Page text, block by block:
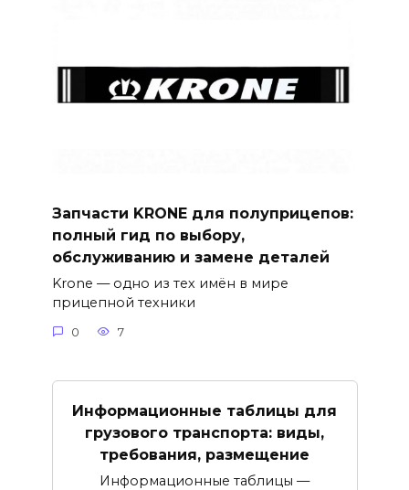
Запчасти KRONE для полуприцепов:
полный гид по выбору,
обслуживанию и замене деталей
Krone — одно из тех имён в мире
прицепной техники
0 7
Информационные таблицы для
грузового транспорта: виды,
требования, размещение
Информационные таблицы —